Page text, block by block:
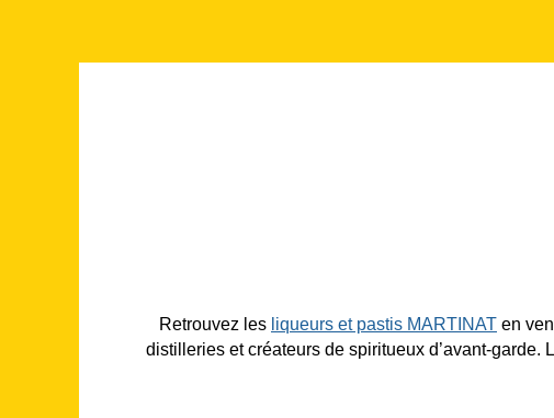
Retrouvez les liqueurs et pastis MARTINAT en
distilleries et créateurs de spiritueux d’avant-